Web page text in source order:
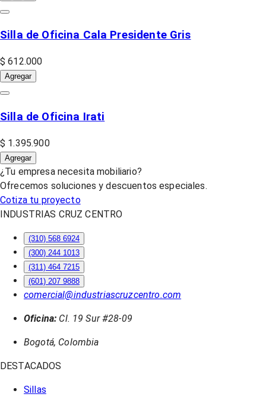
Silla de Oficina Cala Presidente Gris
$ 612.000
Agregar
Silla de Oficina Irati
$ 1.395.900
Agregar
¿Tu empresa necesita mobiliario?
Ofrecemos soluciones y descuentos especiales.
Cotiza tu proyecto
INDUSTRIAS CRUZ CENTRO
(310) 568 6924
(300) 244 1013
(311) 464 7215
(601) 207 9888
comercial@industriascruzcentro.com
Oficina: Cl. 19 Sur #28-09
Bogotá, Colombia
DESTACADOS
Sillas